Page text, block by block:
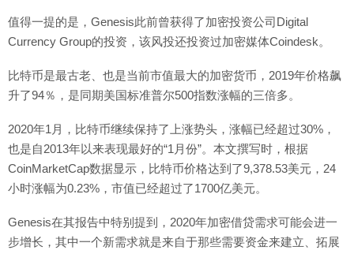
值得一提的是，Genesis此前曾获得了加密投资公司Digital
Currency Group的投资，该风投还投资过加密媒体Coindesk。
比特币是最古老、也是当前市值最大的加密货币，2019年价格飙
升了94％，是同期美国标准普尔500指数涨幅的三倍多。
2020年1月，比特币继续保持了上涨势头，涨幅已经超过30%，
也是自2013年以来表现最好的“1月份”。本文撰写时，根据
CoinMarketCap数据显示，比特币价格达到了9,378.53美元，24
小时涨幅为0.23%，市值已经超过了1700亿美元。
Genesis在其报告中特别提到，2020年加密借贷需求可能会进一
步增长，其中一个新需求就是来自于那些需要资金来建立、拓展